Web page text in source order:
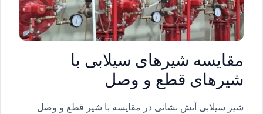
مقایسه شیرهای سیلابی با
شیرهای قطع و وصل
شیر سیلابی آتش نشانی در مقایسه با شیر قطع و وصل